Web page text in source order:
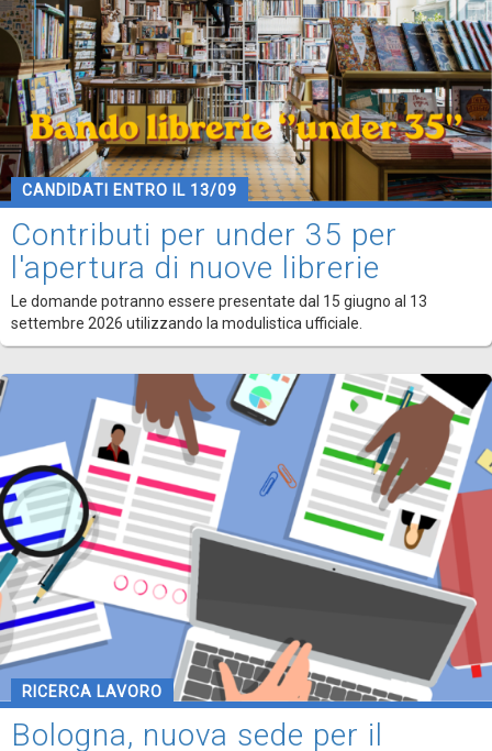
CANDIDATI ENTRO IL 13/09
Contributi per under 35 per
l'apertura di nuove librerie
Le domande potranno essere presentate dal 15 giugno al 13
settembre 2026 utilizzando la modulistica ufficiale.
RICERCA LAVORO
Bologna, nuova sede per il